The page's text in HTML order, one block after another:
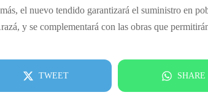
el nuevo tendido garantizará el suministro en
y se complementará con las obras que
TWEET SHARE